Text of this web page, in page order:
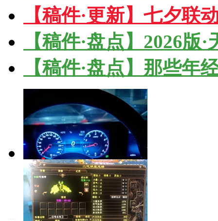
【稿件·更新】七夕联
【稿件·盘点】2026版
【稿件·盘点】那些
我遇到的两种
可爱机制